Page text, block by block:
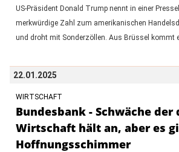
US-Präsident Donald Trump nennt in einer
merkwürdige Zahl zum amerikanischen
und droht mit Sonderzöllen. Aus Brüssel kommt
22.01.2025
WIRTSCHAFT
Bundesbank - Schwäche der
Wirtschaft hält an, aber es
Hoffnungsschimmer